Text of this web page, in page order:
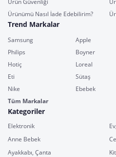
Ürün Güvenliği
Ürünümü Nasıl İade Edebilirim?
Trend Markalar
Samsung Apple
Philips
Boyner
Hotiç
Loreal
Eti
Sütaş
Nike
Ebebek
Tüm Markalar
Kategoriler
Elektronik
Anne Bebek
Ayakkabı, Çanta